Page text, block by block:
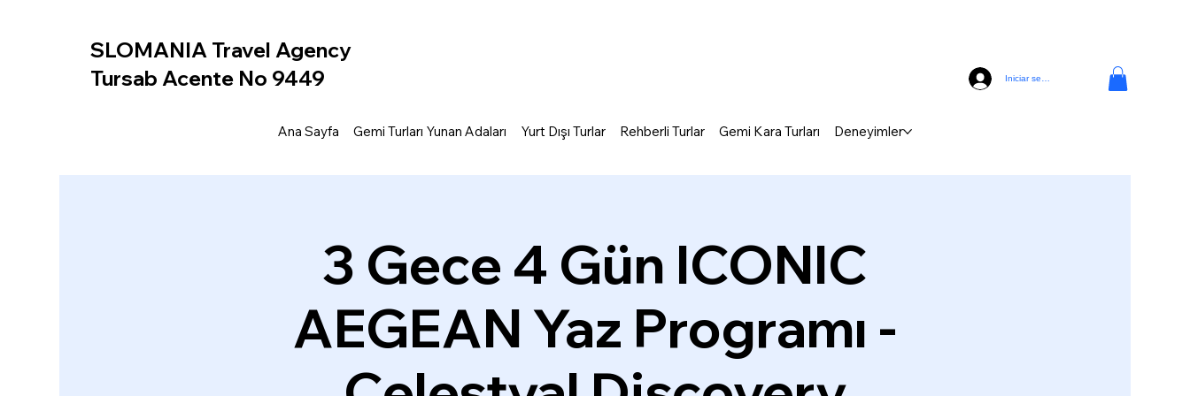
SLOMANIA Travel Agency
Tursab Acente No 9449
Ana Sayfa Gemi Turları Yunan Adaları Yurt Dışı Turlar Rehberli Turlar Gemi Kara Turları Deneyimler
Iniciar sesión
3 Gece 4 Gün ICONIC
AEGEAN Yaz Programı -